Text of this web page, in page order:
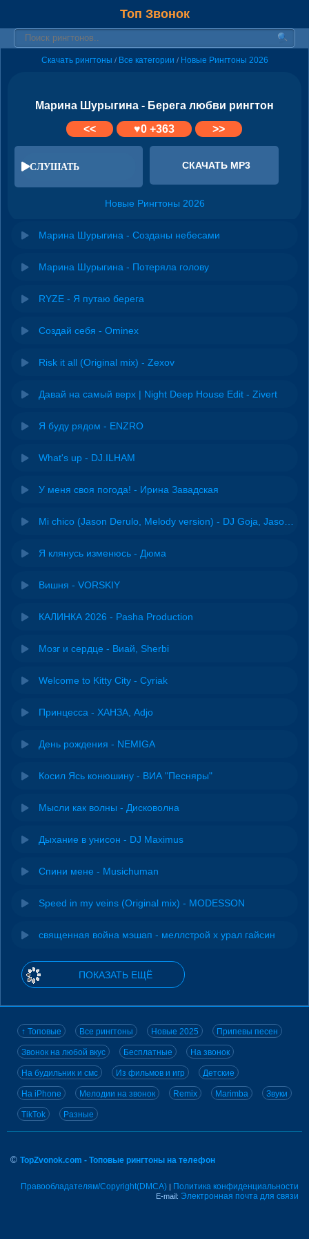
Топ Звонок
Скачать рингтоны / Все категории / Новые Рингтоны 2026
Марина Шурыгина - Берега любви рингтон
<<
♥0+363 >>
СЛУШАТЬ СКАЧАТЬ MP3
Новые Рингтоны 2026
Марина Шурыгина - Созданы небесами
Марина Шурыгина - Потеряла голову
RYZE - Я путаю берега
Создай себя - Ominex
Risk it all (Original mix) - Zexov
Давай на самый верх | Night Deep House Edit - Zivert
Я буду рядом - ENZRO
What's up - DJ.ILHAM
У меня своя погода! - Ирина Завадская
Я клянусь изменюсь - Дюма
Вишня - VORSKIY
КАЛИНКА 2026 - Pasha Production
Мозг и сердце - Виай, Sherbi
Welcome to Kitty City - Cyriak
Принцесса - ХАНЗА, Adjo
День рождения - NEMIGA
Косил Ясь конюшину - ВИА "Песняры"
Мысли как волны - Дисковолна
Дыхание в унисон - DJ Maximus
Спини мене - Musichuman
Speed in my veins (Original mix) - MODESSON
священная война мэшап - меллстрой х урал гайсин
ПОКАЗАТЬ ЕЩЁ
↑ Топовые Все рингтоны Новые 2025 Припевы песен
Звонок на любой вкус Бесплатные На звонок
На будильник и смс Из фильмов и игр Детские
На iPhone Мелодии на звонок Remix Marimba Звуки
TikTok Разные
© TopZvonok.com - Топовые рингтоны на телефон
Правообладателям/Copyright(DMCA) | Политика конфиденциальности
E-mail: Электронная почта для связи